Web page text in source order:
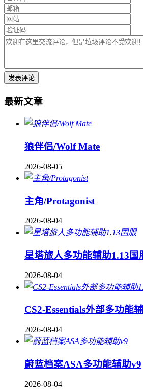
最新文章
狼伴侣/Wolf Mate
2026-08-05
主角/Protagonist
2026-08-04
星塔旅人多功能辅助1.13国
2026-08-04
CS2-Essentials外部多功能
2026-08-04
蔚蓝档案ASA多功能辅助v9
2026-08-04